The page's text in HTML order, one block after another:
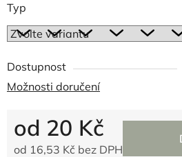
Typ
Dostupnost
Možnosti doručení
od 20 Kč
od 16,53 Kč bez DPH